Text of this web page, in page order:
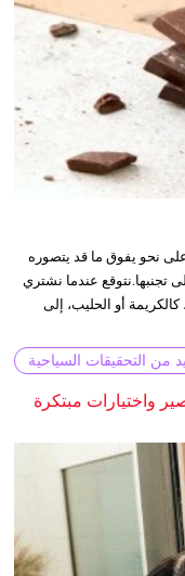
نحو يفوق ما قد يتصوره
عندما نشتري
أو الحليب، إلى
من التحقيقات السياحية
واختيارات مبتكرة